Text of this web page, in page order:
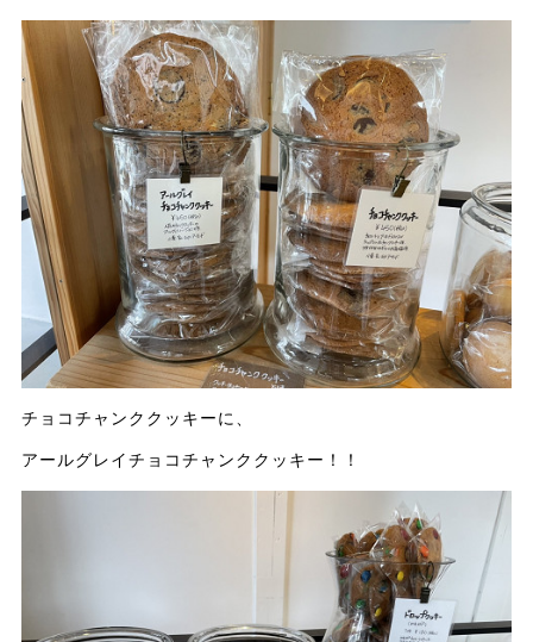
チョコチャンククッキーに、
アールグレイチョコチャンククッキー！！